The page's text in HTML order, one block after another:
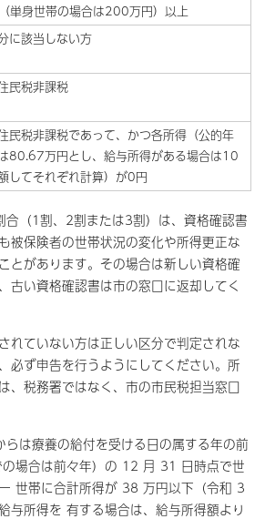
単身世帯の場合は200万円）以上
に該当しない方
民税非課税
民税非課税であって、かつ各所得（公的年
80.67万円とし、給与所得がある場合は10
してそれぞれ計算）が0円
合（1割、2割または3割）は、資格確認書
被保険者の世帯状況の変化や所得更正な
とがあります。その場合は新しい資格確
古い資格確認書は市の窓口に返却してく
れていない方は正しい区分で判定されな
必ず申告を行うようにしてください。所
、税務署ではなく、市の市民税担当窓口
らは療養の給付を受ける日の属する年の前
場合は前々年）の 12 月 31 日時点で世
世帯に合計所得が 38 万円以下（令和 3
与所得を 有する場合は、給与所得額より